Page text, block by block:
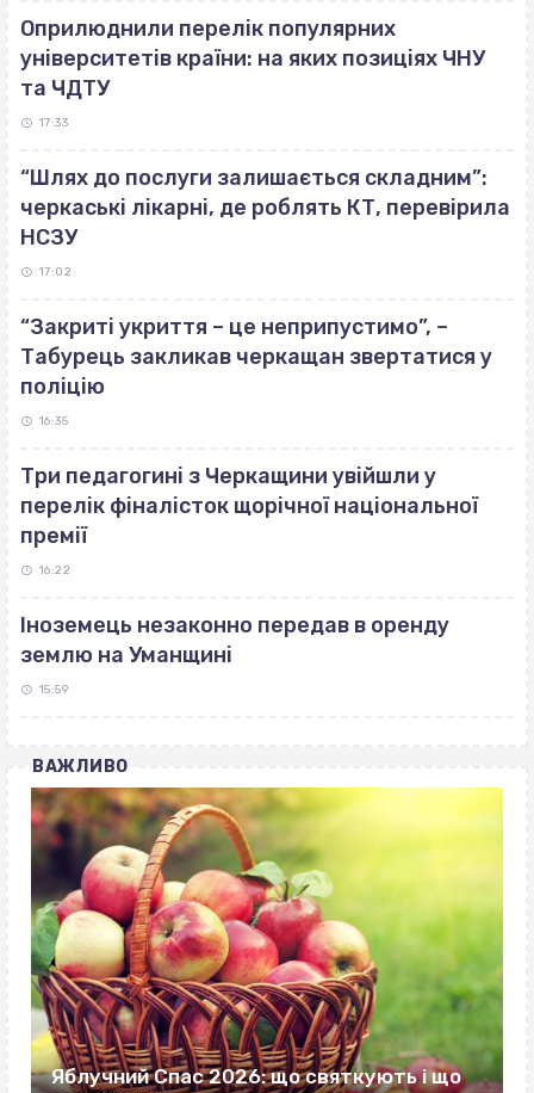
Оприлюднили перелік популярних
університетів країни: на яких позиціях ЧНУ
та ЧДТУ
17:33
“Шлях до послуги залишається складним”:
черкаські лікарні, де роблять КТ, перевірила
НСЗУ
17:02
“Закриті укриття – це неприпустимо”, –
Табурець закликав черкащан звертатися у
поліцію
16:35
Три педагогині з Черкащини увійшли у
перелік фіналісток щорічної національної
премії
16:22
Іноземець незаконно передав в оренду
землю на Уманщині
15:59
ВАЖЛИВО
Яблучний Спас 2026: що святкують і що